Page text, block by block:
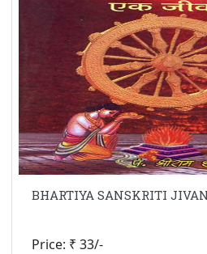
BHARTIYA SANSKRITI
Price: ₹ 33/-